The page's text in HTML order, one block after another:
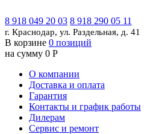
8 918 049 20 03 8 918 290 05 11
г. Краснодар, ул. Раздельная, д. 41
В корзине 0 позиций
на сумму 0 Р
О компании
Доставка и оплата
Гарантия
Контакты и график работы
Дилерам
Сервис и ремонт